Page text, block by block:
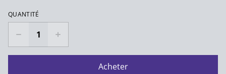
QUANTITÉ
Acheter